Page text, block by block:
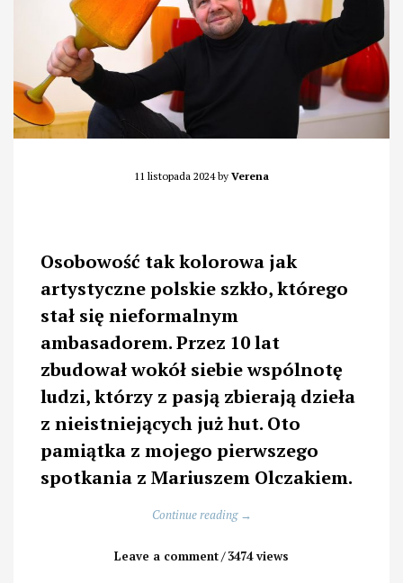
11 listopada 2024by Verena
Osobowość tak kolorowa jak
artystyczne polskie szkło, którego
stał się nieformalnym
ambasadorem. Przez 10 lat
zbudował wokół siebie wspólnotę
ludzi, którzy z pasją zbierają dzieła
z nieistniejących już hut. Oto
pamiątka z mojego pierwszego
spotkania z Mariuszem Olczakiem.
Continue reading „Mario
–
→
Leave a comment 3474 views